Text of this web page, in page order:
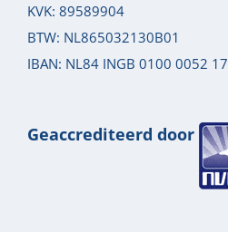
KVK: 89589904
BTW: NL865032130B01
IBAN: NL84 INGB 0100 0052 17
Geaccrediteerd door